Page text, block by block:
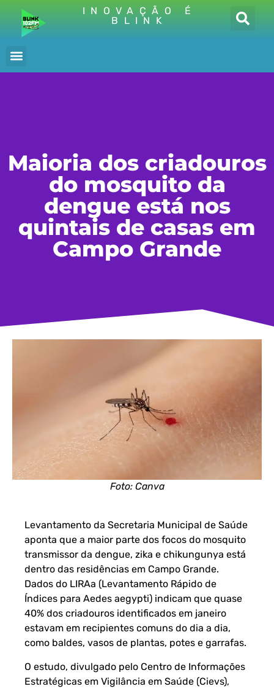
INOVAÇÃO É
BLINK
Maioria dos criadouros
do mosquito da
dengue está nos
quintais de casas em
Campo Grande
Foto: Canva
Levantamento da Secretaria Municipal de Saúde
aponta que a maior parte dos focos do mosquito
transmissor da dengue, zika e chikungunya está
dentro das residências em Campo Grande.
Dados do LIRAa (Levantamento Rápido de
Índices para Aedes aegypti) indicam que quase
40% dos criadouros identificados em janeiro
estavam em recipientes comuns do dia a dia,
como baldes, vasos de plantas, potes e garrafas.
O estudo, divulgado pelo Centro de Informações
Estratégicas em Vigilância em Saúde (Cievs),